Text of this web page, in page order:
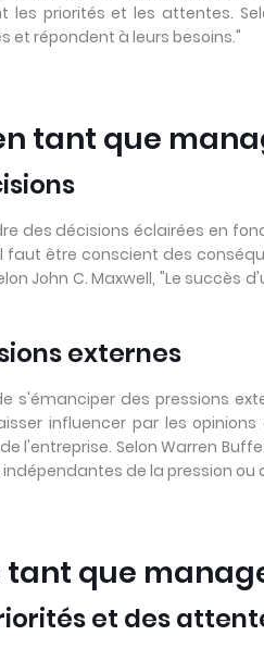
priorités et les attentes.
et répondent à leurs besoins."
tant que
des décisions éclairées en
être conscient des
John C. Maxwell, "Le succès
externes
des pressions
influencer par les
l'entreprise. Selon Warren
de la pression ou
tant que
et des